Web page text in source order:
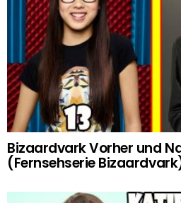
Bizaardvark Vorher und
(Fernsehserie